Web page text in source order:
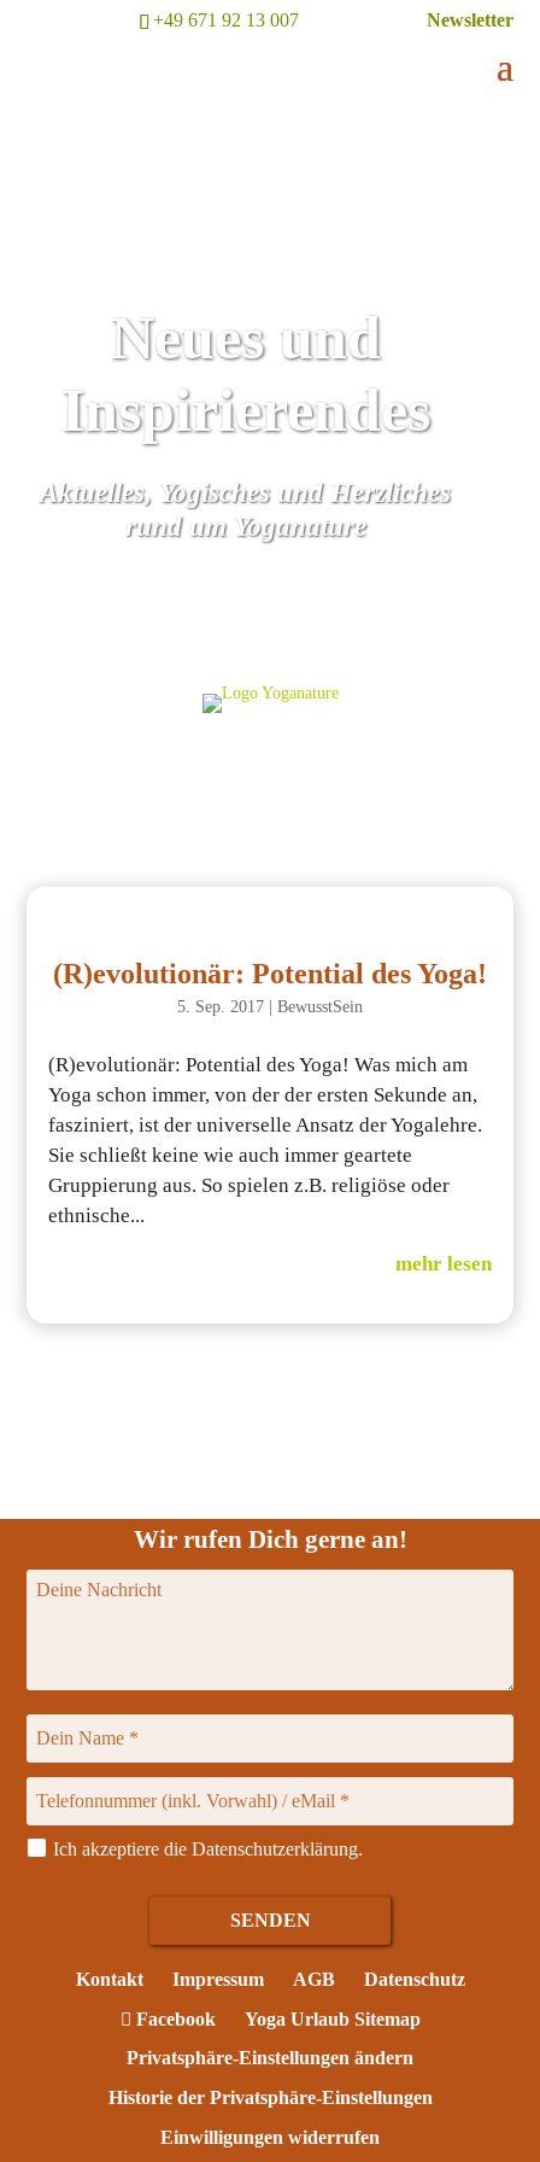
+49 671 92 13 007 Newsletter
Neues und
Inspirierendes
Aktuelles, Yogisches und Herzliches
rund um Yoganature
(R)evolutionär: Potential des Yoga!
5. Sep. 2017| BewusstSein
(R)evolutionär: Potential des Yoga! Was mich am
Yoga schon immer, von der der ersten Sekunde an,
fasziniert, ist der universelle Ansatz der Yogalehre.
Sie schließt keine wie auch immer geartete
Gruppierung aus. So spielen z.B. religiöse oder
ethnische...
mehr lesen
Wir rufen Dich gerne an!
Ich akzeptiere dieDatenschutzerklärung.
Kontakt Impressum AGB
Datenschutz
Facebook
Yoga Urlaub Sitemap
Privatsphäre-Einstellungen ändern
Historie der Privatsphäre-Einstellungen
Einwilligungen widerrufen